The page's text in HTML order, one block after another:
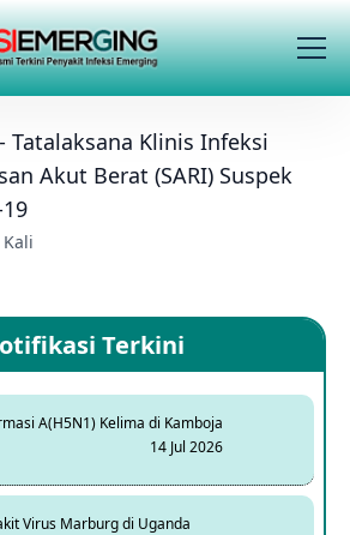
Tatalaksana Klinis Infeksi
Akut Berat (SARI) Suspek
Terkini
A(H5N1) Kelima di Kamboja
14 Jul 2026
Virus Marburg di Uganda